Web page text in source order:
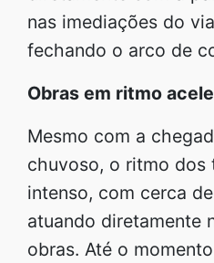
nas imediações do
fechando o arco de
Obras em ritmo
Mesmo com a
chuvoso, o ritmo dos
intenso, com cerca
atuando diretamente
obras. Até o